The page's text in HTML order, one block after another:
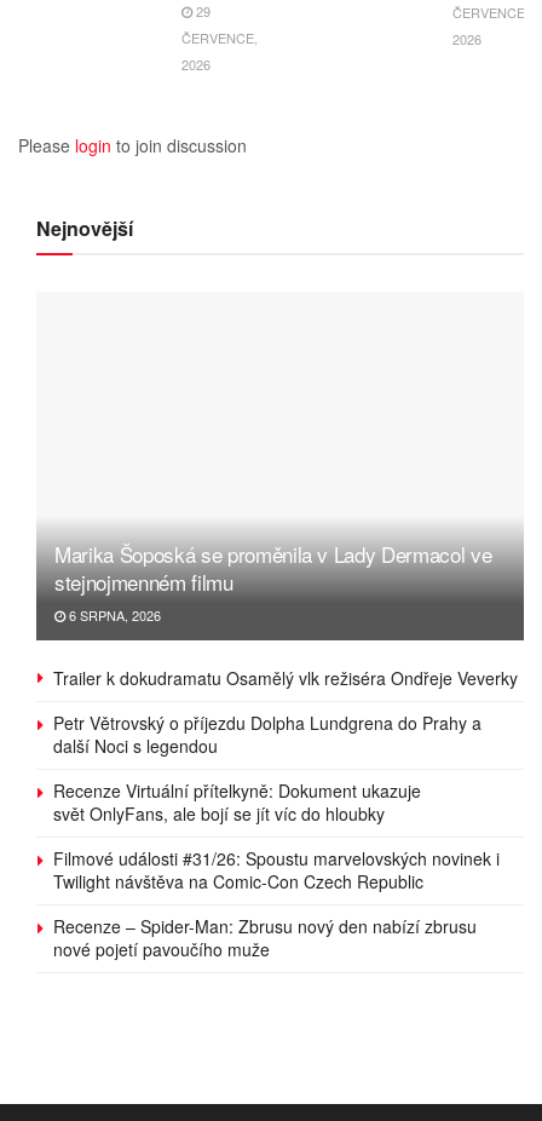
29
ČERVENCE,
2026
ČERVENCE,
2026
Please login to join discussion
Nejnovější
Marika Šoposká se proměnila v Lady Dermacol ve
stejnojmenném filmu
6 SRPNA, 2026
Trailer k dokudramatu Osamělý vlk režiséra Ondřeje Veverky
Petr Větrovský o příjezdu Dolpha Lundgrena do Prahy a
další Noci s legendou
Recenze Virtuální přítelkyně: Dokument ukazuje
svět OnlyFans, ale bojí se jít víc do hloubky
Filmové události #31/26: Spoustu marvelovských novinek i
Twilight návštěva na Comic-Con Czech Republic
Recenze – Spider-Man: Zbrusu nový den nabízí zbrusu
nové pojetí pavoučího muže